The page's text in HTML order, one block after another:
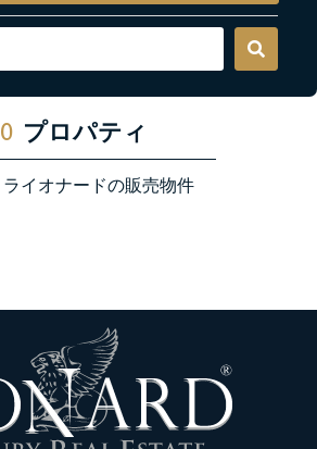
0 プロパティ
ライオナードの販売物件